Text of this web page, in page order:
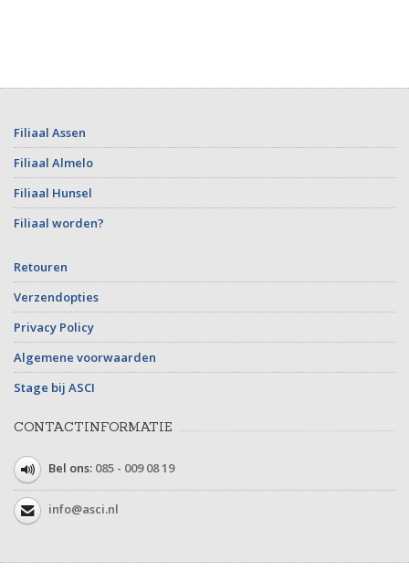
Filiaal Assen
Filiaal Almelo
Filiaal Hunsel
Filiaal worden?
Retouren
Verzendopties
Privacy Policy
Algemene voorwaarden
Stage bij ASCI
CONTACTINFORMATIE
Bel ons: 085 - 009 08 19
info@asci.nl